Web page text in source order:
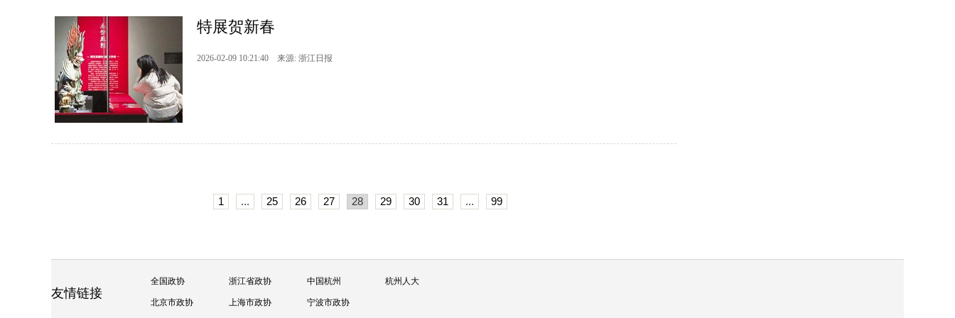
特展贺新春
2026-02-09 10:21:40 来源: 浙江日报
1 ... 25 26 27 28 29 30 31 ... 99
友情链接
全国政协 浙江省政协 中国杭州 杭州人大
北京市政协 上海市政协 宁波市政协